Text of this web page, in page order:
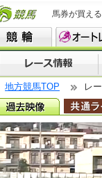
馬券が買え
地方競馬TOP レ